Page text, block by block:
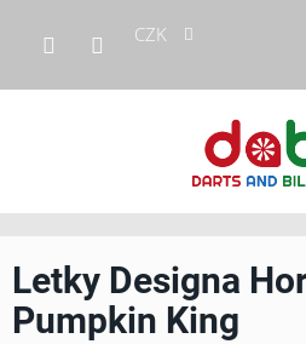
obsah
CZK
Letky Designa
Pumpkin King